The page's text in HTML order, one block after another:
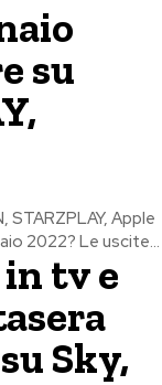
su
Apple
2022? Le uscite...
tv e
Sky,